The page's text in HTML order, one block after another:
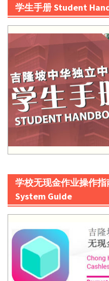
学生手册 Student
学校无现金作业操作指
System Guide